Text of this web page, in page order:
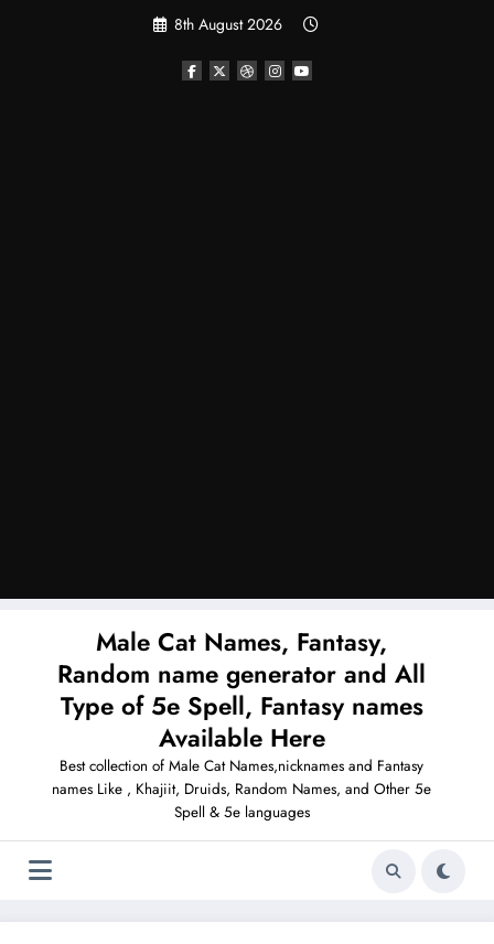
8th August 2026
Male Cat Names, Fantasy,
Random name generator and All
Type of 5e Spell, Fantasy names
Available Here
Best collection of Male Cat Names,nicknames and Fantasy
names Like , Khajiit, Druids, Random Names, and Other 5e
Spell & 5e languages